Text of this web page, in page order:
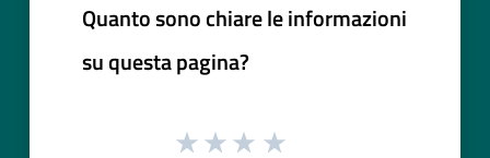
Quanto sono chiare le informazioni
su questa pagina?